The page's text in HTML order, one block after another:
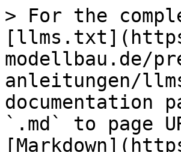
> For the
modellbau.de/
anleitungen/
documentation
`.md` to page